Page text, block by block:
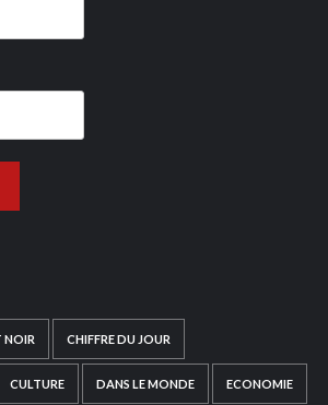
NOIR CHIFFRE DU JOUR
CULTURE DANS LE MONDE ECONOMIE